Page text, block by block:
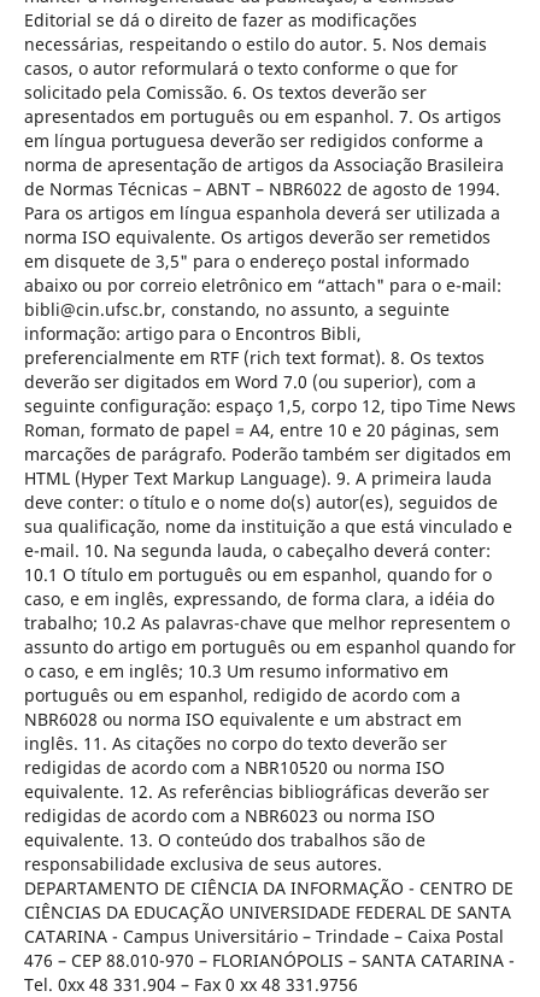
Editorial se dá o direito de fazer as modificações
necessárias, respeitando o estilo do autor. 5. Nos demais
casos, o autor reformulará o texto conforme o que for
solicitado pela Comissão. 6. Os textos deverão ser
apresentados em português ou em espanhol. 7. Os artigos
em língua portuguesa deverão ser redigidos conforme a
norma de apresentação de artigos da Associação Brasileira
de Normas Técnicas – ABNT – NBR6022 de agosto de 1994.
Para os artigos em língua espanhola deverá ser utilizada a
norma ISO equivalente. Os artigos deverão ser remetidos
em disquete de 3,5" para o endereço postal informado
abaixo ou por correio eletrônico em “attach" para o e-mail:
bibli@cin.ufsc.br, constando, no assunto, a seguinte
informação: artigo para o Encontros Bibli,
preferencialmente em RTF (rich text format). 8. Os textos
deverão ser digitados em Word 7.0 (ou superior), com a
seguinte configuração: espaço 1,5, corpo 12, tipo Time News
Roman, formato de papel = A4, entre 10 e 20 páginas, sem
marcações de parágrafo. Poderão também ser digitados em
HTML (Hyper Text Markup Language). 9. A primeira lauda
deve conter: o título e o nome do(s) autor(es), seguidos de
sua qualificação, nome da instituição a que está vinculado e
e-mail. 10. Na segunda lauda, o cabeçalho deverá conter:
10.1 O título em português ou em espanhol, quando for o
caso, e em inglês, expressando, de forma clara, a idéia do
trabalho; 10.2 As palavras-chave que melhor representem o
assunto do artigo em português ou em espanhol quando for
o caso, e em inglês; 10.3 Um resumo informativo em
português ou em espanhol, redigido de acordo com a
NBR6028 ou norma ISO equivalente e um abstract em
inglês. 11. As citações no corpo do texto deverão ser
redigidas de acordo com a NBR10520 ou norma ISO
equivalente. 12. As referências bibliográficas deverão ser
redigidas de acordo com a NBR6023 ou norma ISO
equivalente. 13. O conteúdo dos trabalhos são de
responsabilidade exclusiva de seus autores.
DEPARTAMENTO DE CIÊNCIA DA INFORMAÇÃO - CENTRO DE
CIÊNCIAS DA EDUCAÇÃO UNIVERSIDADE FEDERAL DE SANTA
CATARINA - Campus Universitário – Trindade – Caixa Postal
476 – CEP 88.010-970 – FLORIANÓPOLIS – SANTA CATARINA -
Tel. 0xx 48 331.904 – Fax 0 xx 48 331.9756